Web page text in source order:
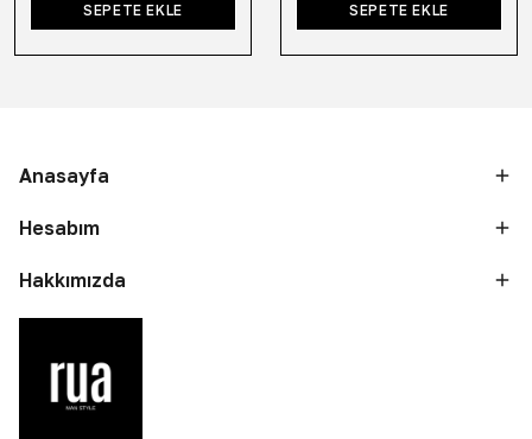
SEPETE EKLE SEPETE EKLE
Anasayfa
Hesabım
Hakkımızda